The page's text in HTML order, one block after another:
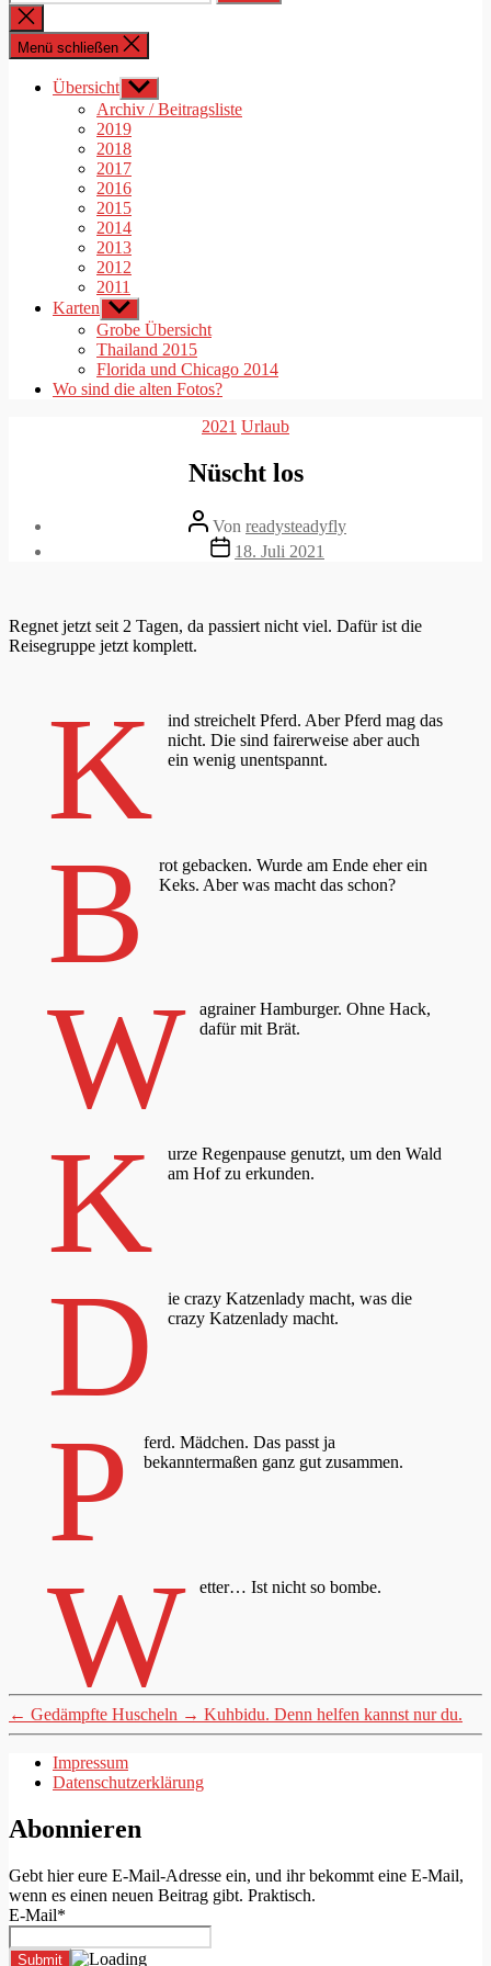
nach:
Suche
schließen
Menü schließen
Übersicht Untermenü
anzeigen
Archiv / Beitragsliste
2019
2018
2017
2016
2015
2014
2013
2012
2011
Karten Untermenü
anzeigen
Grobe Übersicht
Thailand 2015
Florida und Chicago 2014
Wo sind die alten Fotos?
Kategorien
2021 Urlaub
Nüscht los
Beitragsautor
Von readysteadyfly
Veröffentlichungsdatum
18. Juli 2021
Regnet jetzt seit 2 Tagen, da passiert nicht viel. Dafür ist die
Reisegruppe jetzt komplett.
K
ind streichelt Pferd. Aber Pferd mag das
nicht. Die sind fairerweise aber auch
ein wenig unentspannt.
B
rot gebacken. Wurde am Ende eher ein
Keks. Aber was macht das schon?
W
agrainer Hamburger. Ohne Hack,
dafür mit Brät.
K
urze Regenpause genutzt, um den Wald
am Hof zu erkunden.
D
ie crazy Katzenlady macht, was die
crazy Katzenlady macht.
P
ferd. Mädchen. Das passt ja
bekanntermaßen ganz gut zusammen.
W etter… Ist nicht so bombe.
← Gedämpfte Huscheln → Kuhbidu. Denn helfen kannst nur du.
Impressum
Datenschutzerklärung
Abonnieren
Gebt hier eure E-Mail-Adresse ein, und ihr bekommt eine E-Mail,
wenn es einen neuen Beitrag gibt. Praktisch.
E-Mail*